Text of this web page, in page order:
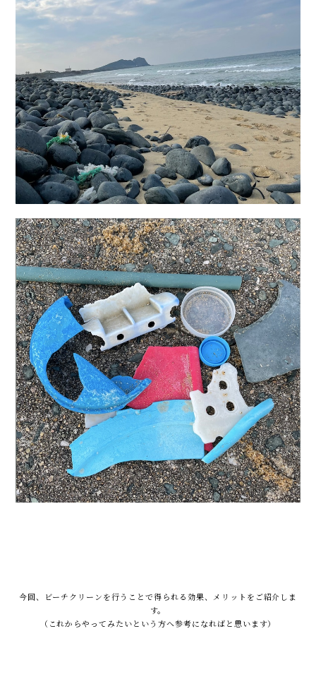
今回、 ビーチクリーンを行うことで得られる効果、メリットを ご紹介しま
す。
（これからやってみたいという方へ参考になればと思います）